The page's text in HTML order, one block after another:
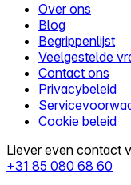
Over ons
Blog
Begrippenlijst
Veelgestelde
Contact ons
Privacybeleid
Cookie beleid
Liever even contact
+31 85 080 68 60